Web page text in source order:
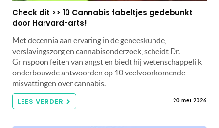
Check dit >> 10 Cannabis fabeltjes gedebunkt
door Harvard-arts!
Met decennia aan ervaring in de geneeskunde,
verslavingszorg en cannabisonderzoek, scheidt Dr.
Grinspoon feiten van angst en biedt hij wetenschappelijk
onderbouwde antwoorden op 10 veelvoorkomende
misvattingen over cannabis.
LEES VERDER 20 mei 2026